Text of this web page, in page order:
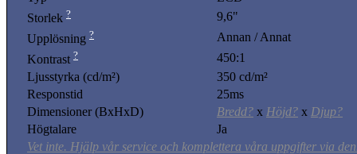
Storlek ?
9,6"
Upplösning ?
Annan / Annat
Kontrast ?
450:1
Ljusstyrka (cd/m²)
350 cd/m²
Responstid
25ms
Dimensioner (BxHxD)
Bredd? x Höjd? x Djup?
Högtalare
Ja
Vet inte. Hjälp vår service och komplettera våra uppgifter via